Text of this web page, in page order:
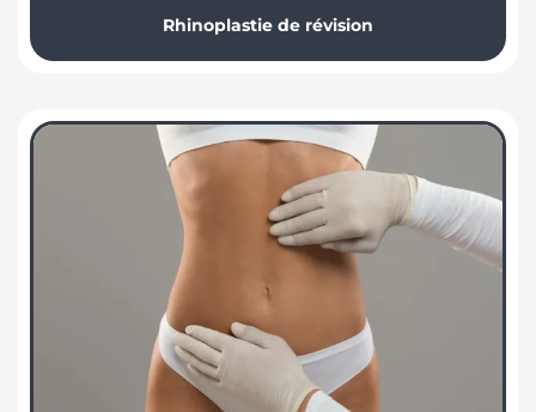
Rhinoplastie de révision